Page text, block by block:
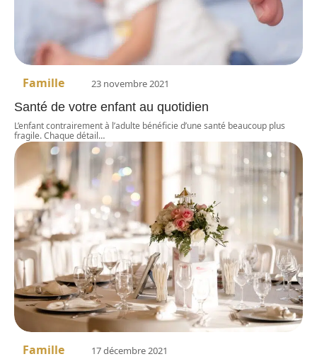
Famille 23 novembre 2021
Santé de votre enfant au quotidien
L’enfant contrairement à l’adulte bénéficie d’une santé beaucoup plus
fragile. Chaque détail…
Famille 17 décembre 2021